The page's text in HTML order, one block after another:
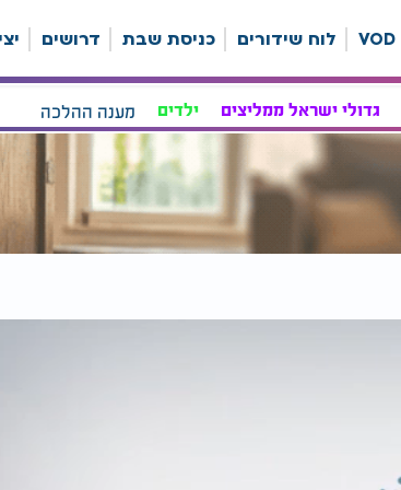
VOD לוח שידורים כניסת שבת דרושים
גדולי ישראל ממליצים ילדים מענה ההלכה